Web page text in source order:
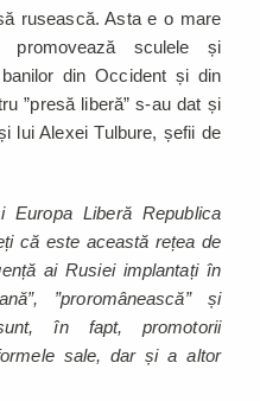
rusească. Asta e o mare
sculele și
din Occident și din
”presă liberă” s-au dat și
lui Alexei Tulbure, șefii de
Europa Liberă Republica
că este această rețea de
ai Rusiei implantați în
”proromânească” și
în fapt, promotorii
sale, dar și a altor